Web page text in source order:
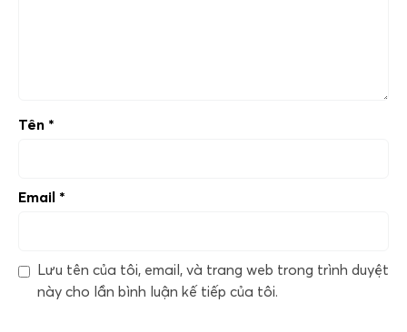
Tên *
Email *
Lưu tên của tôi, email, và trang web trong trình duyệt
này cho lần bình luận kế tiếp của tôi.